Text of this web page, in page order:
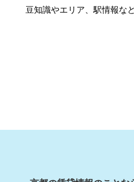
豆知識やエリア、駅情報な